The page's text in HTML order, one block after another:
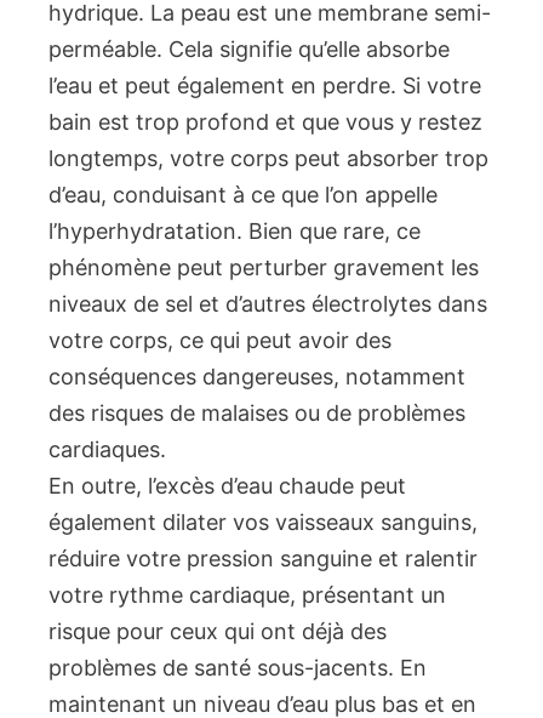
hydrique. La peau est une membrane semi-
perméable. Cela signifie qu’elle absorbe
l’eau et peut également en perdre. Si votre
bain est trop profond et que vous y restez
longtemps, votre corps peut absorber trop
d’eau, conduisant à ce que l’on appelle
l’hyperhydratation. Bien que rare, ce
phénomène peut perturber gravement les
niveaux de sel et d’autres électrolytes dans
votre corps, ce qui peut avoir des
conséquences dangereuses, notamment
des risques de malaises ou de problèmes
cardiaques.
En outre, l’excès d’eau chaude peut
également dilater vos vaisseaux sanguins,
réduire votre pression sanguine et ralentir
votre rythme cardiaque, présentant un
risque pour ceux qui ont déjà des
problèmes de santé sous-jacents. En
maintenant un niveau d’eau plus bas et en